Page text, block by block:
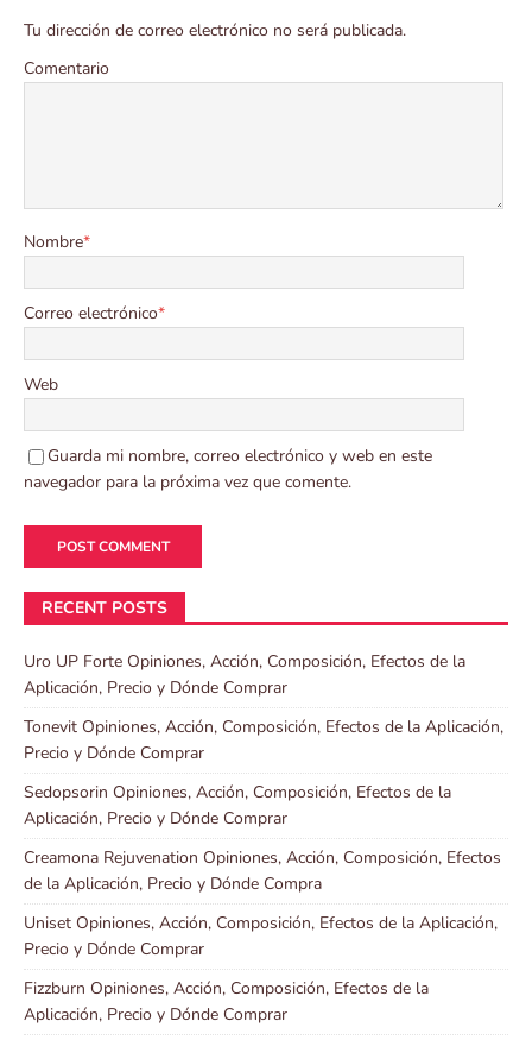
Tu dirección de correo electrónico no será publicada.
Comentario
Nombre*
Correo electrónico*
Web
Guarda mi nombre, correo electrónico y web en este
navegador para la próxima vez que comente.
RECENT POSTS
Uro UP Forte Opiniones, Acción, Composición, Efectos de la
Aplicación, Precio y Dónde Comprar
Tonevit Opiniones, Acción, Composición, Efectos de la Aplicación,
Precio y Dónde Comprar
Sedopsorin Opiniones, Acción, Composición, Efectos de la
Aplicación, Precio y Dónde Comprar
Creamona Rejuvenation Opiniones, Acción, Composición, Efectos
de la Aplicación, Precio y Dónde Compra
Uniset Opiniones, Acción, Composición, Efectos de la Aplicación,
Precio y Dónde Comprar
Fizzburn Opiniones, Acción, Composición, Efectos de la
Aplicación, Precio y Dónde Comprar